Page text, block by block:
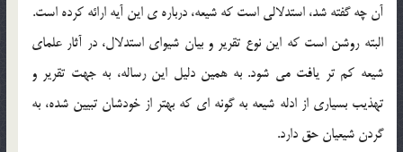
آن چه گفته شد، استدلالى است که شیعه، درباره ی این آیه ارائه کرده است.
البته روشن است که این نوع تقریر و بیان شیواى استدلال، در آثار علماى
شیعه کم تر یافت مى شود. به همین دلیل این رساله، به جهت تقریر و
تهذیب بسیارى از ادله شیعه به گونه اى که بهتر از خودشان تبیین شده، به
گردن شیعیان حق دارد.